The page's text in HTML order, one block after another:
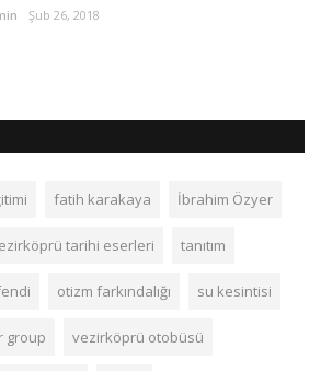
Şub 26, 2018
fatih karakaya İbrahim Özyer
tarihi eserleri tanıtım
otizm farkındalığı su kesintisi
group vezirköprü otobüsü